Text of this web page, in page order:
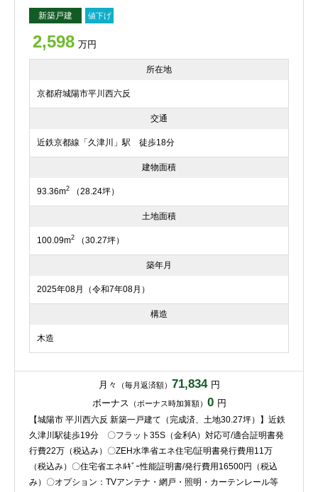
新築戸建 値下げ
2,598 万円
所在地
京都府城陽市平川西六反
交通
近鉄京都線「久津川」駅 徒歩18分
建物面積
93.36m2 （28.24坪）
土地面積
100.09m2 （30.27坪）
築年月
2025年08月（令和7年08月）
構造
木造
月々 （毎月返済額） 71,834 円
ボーナス （ボーナス時加算額） 0 円
【城陽市 平川西六反 新築一戸建て（完成済、土地30.27坪）】近鉄
久津川駅徒歩19分 〇フラット35S（金利A）対応可/適合証明書発
行費22万（税込み）〇ZEH水準省エネ住宅/証明書発行費用11万
（税込み）〇住宅省エネﾙｷﾞｰ性能証明書/発行費用16500円（税込
み）〇オプション：TVアンテナ・網戸・照明・カーテンレール等